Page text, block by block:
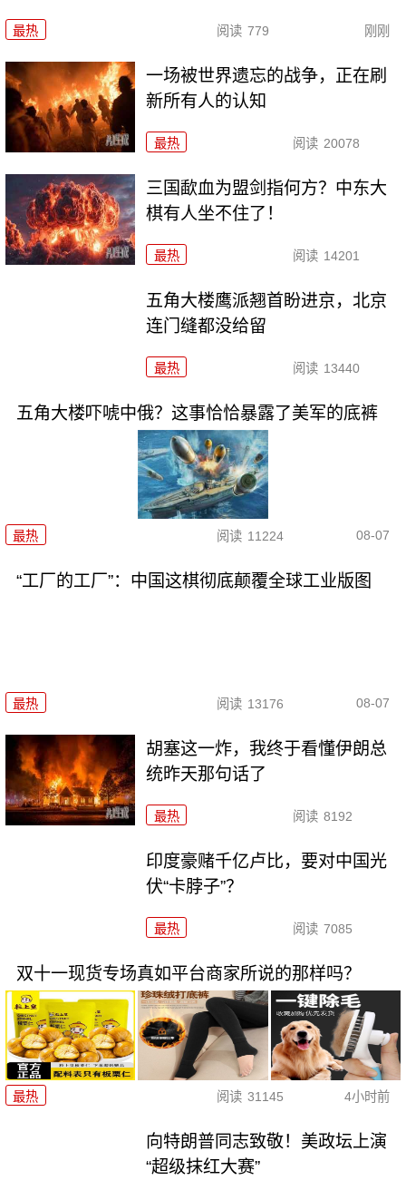
最热 阅读 779 刚刚
一场被世界遗忘的战争，正在刷
新所有人的认知
最热 阅读 20078
三国歃血为盟剑指何方？中东大
棋有人坐不住了！
最热 阅读 14201
五角大楼鹰派翘首盼进京，北京
连门缝都没给留
最热 阅读 13440
五角大楼吓唬中俄？这事恰恰暴露了美军的底裤
最热 阅读 11224 08-07
“工厂的工厂”：中国这棋彻底颠覆全球工业版图
最热 阅读 13176 08-07
胡塞这一炸，我终于看懂伊朗总
统昨天那句话了
最热 阅读 8192
印度豪赌千亿卢比，要对中国光
伏“卡脖子”？
最热 阅读 7085
双十一现货专场真如平台商家所说的那样吗？
最热 阅读 31145 4小时前
向特朗普同志致敬！美政坛上演
“超级抹红大赛”